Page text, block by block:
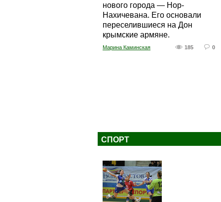
нового города — Нор-
Нахичевана. Его основали
переселившиеся на Дон
крымские армяне.
185 0
Марина Каминская
СПОРТ